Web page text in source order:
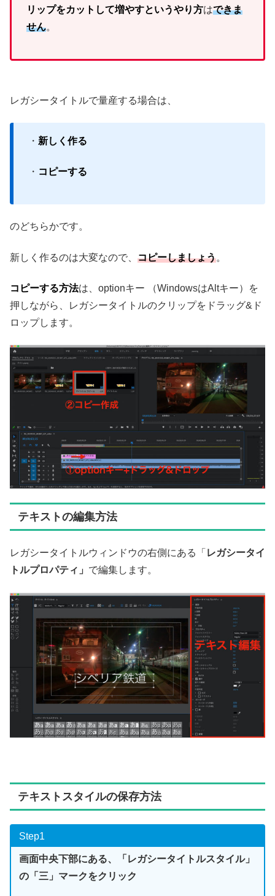
リップをカットして増やすというやり方はできま
せん。
レガシータイトルで量産する場合は、
・ 新しく作る
・ コピーする
のどちらかです。
新しく作るのは大変なので、 コピーしましょう。
コピーする方法は、optionキー （WindowsはAltキー）を
押しながら、レガシータイトルのクリップをドラッグ&ド
ロップします。
テキストの編集方法
レガシータイトルウィンドウの右側にある「 レガシータイ
トルプロパティ」 で編集します。
テキストスタイルの保存方法
Step1
画面中央下部にある、「レガシータイトルスタイル」
の「三」マークをクリック